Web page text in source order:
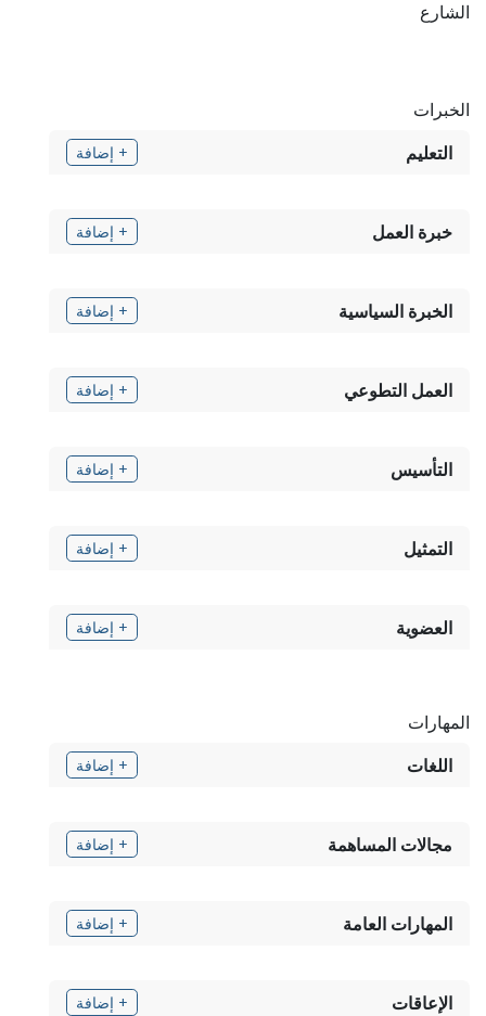
الشارع
الخبرات
التعليم
+ إضافة
خبرة العمل + إضافة
الخبرة السياسية + إضافة
العمل التطوعي + إضافة
التأسيس + إضافة
التمثيل + إضافة
العضوية + إضافة
المهارات
اللغات
+ إضافة
مجالات المساهمة + إضافة
المهارات العامة + إضافة
الإعاقات + إضافة